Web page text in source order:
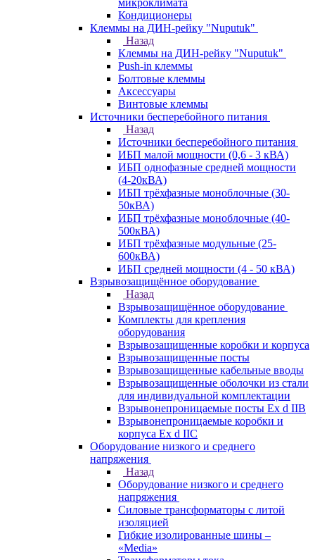
микроклимата
Кондиционеры
Клеммы на ДИН-рейку "Nuputuk"
Назад
Клеммы на ДИН-рейку "Nuputuk"
Push-in клеммы
Болтовые клеммы
Аксессуары
Винтовые клеммы
Источники бесперебойного питания
Назад
Источники бесперебойного питания
ИБП малой мощности (0,6 - 3 кВА)
ИБП однофазные средней мощности
(4-20кВА)
ИБП трёхфазные моноблочные (30-
50кВА)
ИБП трёхфазные моноблочные (40-
500кВА)
ИБП трёхфазные модульные (25-
600кВА)
ИБП средней мощности (4 - 50 кВА)
Взрывозащищённое оборудование
Назад
Взрывозащищённое оборудование
Комплекты для крепления
оборудования
Взрывозащищенные коробки и корпуса
Взрывозащищенные посты
Взрывозащищенные кабельные вводы
Взрывозащищенные оболочки из стали
для индивидуальной комплектации
Взрывонепроницаемые посты Ex d IIB
Взрывонепроницаемые коробки и
корпуса Ex d IIС
Оборудование низкого и среднего
напряжения
Назад
Оборудование низкого и среднего
напряжения
Силовые трансформаторы с литой
изоляцией
Гибкие изолированные шины –
«Media»